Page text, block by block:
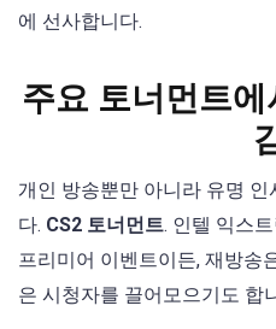
에 선사합니다.
주요 토너먼트
개인 방송뿐만 아니라 유명
다. CS2 토너먼트. 인텔 익스
프리미어 이벤트이든, 재방송
은 시청자를 끌어모으기도 합